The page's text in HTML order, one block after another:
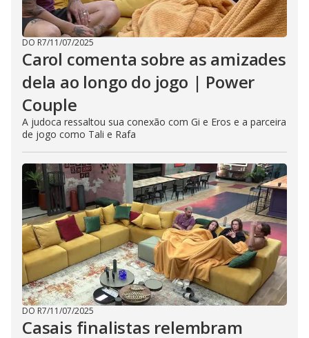
DO R7/11/07/2025
Carol comenta sobre as amizades
dela ao longo do jogo | Power
Couple
A judoca ressaltou sua conexão com Gi e Eros e a parceira
de jogo como Tali e Rafa
DO R7/11/07/2025
Casais finalistas relembram